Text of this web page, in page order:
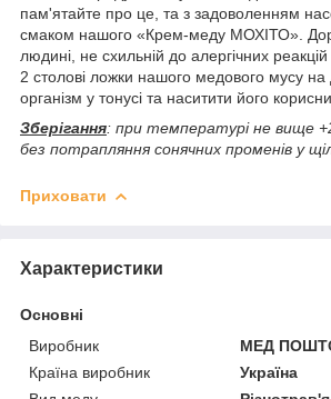
пам'ятайте про це, та з задоволенням
смаком нашого «Крем-меду МОХІТО».
людині, не схильній до алергічних реакцій
2 столові ложки нашого медового мусу
організм у тонусі та наситити його
Зберігання: при температурі не вище
без потрапляння сонячних променів у
Приховати
Характеристики
Основні
Виробник
МЕД
Країна виробник
Україна